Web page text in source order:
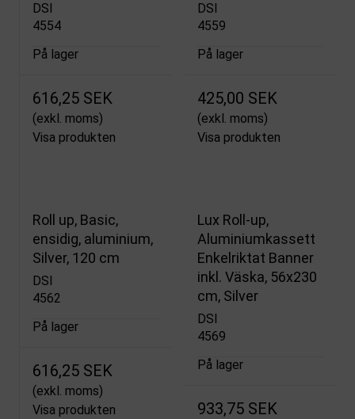
DSI
4554
På lager
616,25 SEK
(exkl. moms)
Visa produkten
DSI
4559
På lager
425,00 SEK
(exkl. moms)
Visa produkten
Roll up, Basic,
ensidig, aluminium,
Silver, 120 cm
DSI
4562
På lager
616,25 SEK
(exkl. moms)
Visa produkten
Lux Roll-up,
Aluminiumkassett
Enkelriktat Banner
inkl. Väska, 56x230
cm, Silver
DSI
4569
På lager
933,75 SEK